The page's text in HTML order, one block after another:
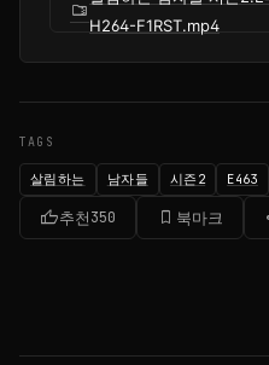
folder_zip
H264-F1RST.mp4
TAGS
살림하는 남자들 시즌2 E463
thumb_up추천350 bookmark_border 북마크